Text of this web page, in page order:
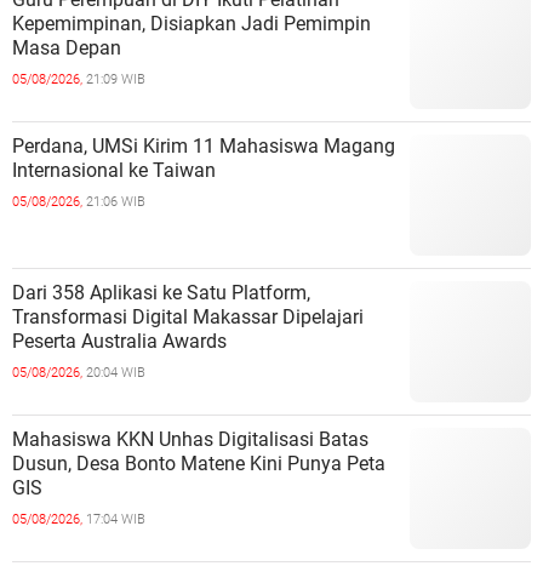
Kepemimpinan, Disiapkan Jadi Pemimpin
Masa Depan
05/08/2026, 21:09 WIB
Perdana, UMSi Kirim 11 Mahasiswa Magang
Internasional ke Taiwan
05/08/2026, 21:06 WIB
Dari 358 Aplikasi ke Satu Platform,
Transformasi Digital Makassar Dipelajari
Peserta Australia Awards
05/08/2026, 20:04 WIB
Mahasiswa KKN Unhas Digitalisasi Batas
Dusun, Desa Bonto Matene Kini Punya Peta
GIS
05/08/2026, 17:04 WIB